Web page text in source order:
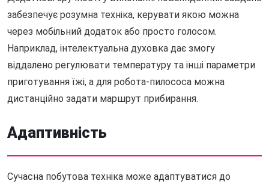
забезпечує розумна техніка, керувати якою можна
через мобільний додаток або просто голосом.
Наприклад, інтелектуальна духовка дає змогу
віддалено регулювати температуру та інші параметри
приготування їжі, а для робота-пилососа можна
дистанційно задати маршрут прибирання.
Адаптивність
Сучасна побутова техніка може адаптуватися до